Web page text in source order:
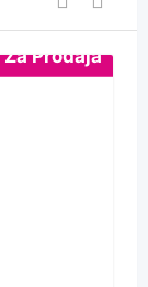
Za Prodaja